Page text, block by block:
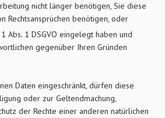
nicht länger benötigen, Sie diese
Rechtsansprüchen benötigen, oder
Abs. 1 DSGVO eingelegt haben und
gegenüber Ihren Gründen
Daten eingeschränkt, dürfen diese
oder zur Geltendmachung,
der Rechte einer anderen natürlichen